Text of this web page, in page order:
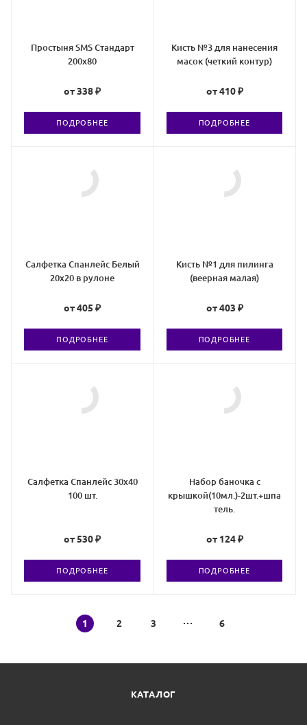
Простыня SMS Стандарт
200х80
от338 ₽
ПОДРОБНЕЕ
Кисть №3 для нанесения
масок (четкий контур)
от410 ₽
ПОДРОБНЕЕ
Салфетка Спанлейс Белый
20х20 в рулоне
от405 ₽
ПОДРОБНЕЕ
Кисть №1 для пилинга
(веерная малая)
от403 ₽
ПОДРОБНЕЕ
Салфетка Спанлейс 30х40
100 шт.
от530 ₽
ПОДРОБНЕЕ
Набор баночка с
крышкой(10мл.)-2шт.+шпа
тель.
от 124 ₽
ПОДРОБНЕЕ
1 2 3 6
КАТАЛОГ